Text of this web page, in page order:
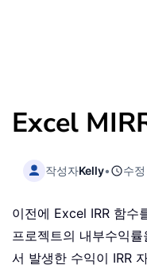
Excel
작성자Kelly• 수
이전에 Excel IRR 함수
프로젝트의 내부수익
서 발생한 수익이 IRR